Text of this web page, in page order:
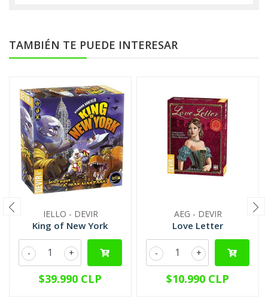
TAMBIÉN TE PUEDE INTERESAR
IELLO - DEVIR
King of New York
+
-
$39.990 CLP
AEG - DEVIR
Love Letter
+
-
$10.990 CLP